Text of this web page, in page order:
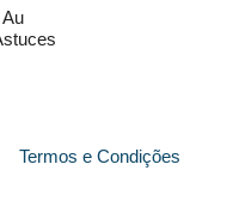
Termos e Condições